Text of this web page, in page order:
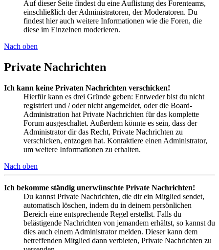
Auf dieser Seite findest du eine Auflistung des Forenteams,
einschließlich der Administratoren, der Moderatoren. Du
findest hier auch weitere Informationen wie die Foren, die
diese im Einzelnen moderieren.
Nach oben
Private Nachrichten
Ich kann keine Privaten Nachrichten verschicken!
Hierfür kann es drei Gründe geben: Entweder bist du nicht
registriert und / oder nicht angemeldet, oder die Board-
Administration hat Private Nachrichten für das komplette
Forum ausgeschaltet. Außerdem könnte es sein, dass der
Administrator dir das Recht, Private Nachrichten zu
verschicken, entzogen hat. Kontaktiere einen Administrator,
um weitere Informationen zu erhalten.
Nach oben
Ich bekomme ständig unerwünschte Private Nachrichten!
Du kannst Private Nachrichten, die dir ein Mitglied sendet,
automatisch löschen, indem du in deinem persönlichen
Bereich eine entsprechende Regel erstellst. Falls du
belästigende Nachrichten von jemandem erhältst, so kannst du
dies auch einem Administrator melden. Dieser kann dem
betreffenden Mitglied dann verbieten, Private Nachrichten zu